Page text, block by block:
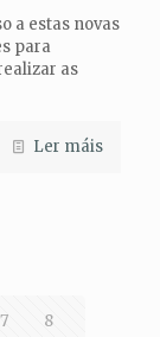
a estas novas
para
as
Ler máis
7 8